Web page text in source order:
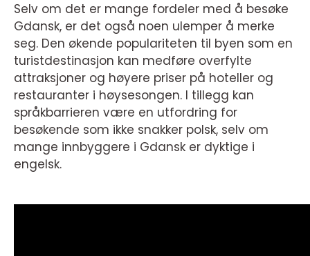
Selv om det er mange fordeler med å besøke
Gdansk, er det også noen ulemper å merke
seg. Den økende populariteten til byen som en
turistdestinasjon kan medføre overfylte
attraksjoner og høyere priser på hoteller og
restauranter i høysesongen. I tillegg kan
språkbarrieren være en utfordring for
besøkende som ikke snakker polsk, selv om
mange innbyggere i Gdansk er dyktige i
engelsk.